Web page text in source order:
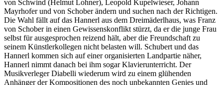
von Schwind (Helmut Lohner), Leopold Kupelwieser, Johann
Mayrhofer und von Schober ändern und suchen nach der Richtigen.
Die Wahl fällt auf das Hannerl aus dem Dreimäderlhaus, was Franz
von Schober in einen Gewissenskonflikt stürzt, da er die junge Frau
selbst für ausgesprochen reizend hält, aber die Freundschaft zu
seinem Künstlerkollegen nicht belasten will. Schubert und das
Hannerl kommen sich auf einer organisierten Landpartie näher,
Hannerl nimmt danach bei ihm sogar Klavierunterricht. Der
Musikverleger Diabelli wiederum wird zu einem glühenden
Anhänger der Kompositionen des noch unbekannten Genies und